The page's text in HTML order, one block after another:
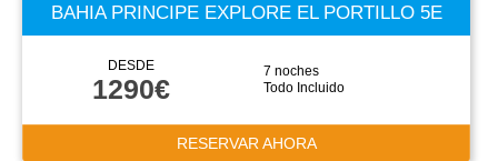
BAHIA PRINCIPE EXPLORE EL PORTILLO 5E
DESDE
1290€
7 noches
Todo Incluido
RESERVAR AHORA